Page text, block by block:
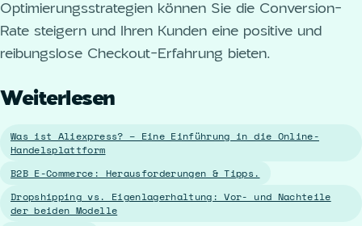
Optimierungsstrategien können Sie die Conversion-
Rate steigern und Ihren Kunden eine positive und
reibungslose Checkout-Erfahrung bieten.
Weiterlesen
Was ist Aliexpress? – Eine Einführung in die Online-
Handelsplattform
B2B E-Commerce: Herausforderungen & Tipps.
Dropshipping vs. Eigenlagerhaltung: Vor- und Nachteile
der beiden Modelle